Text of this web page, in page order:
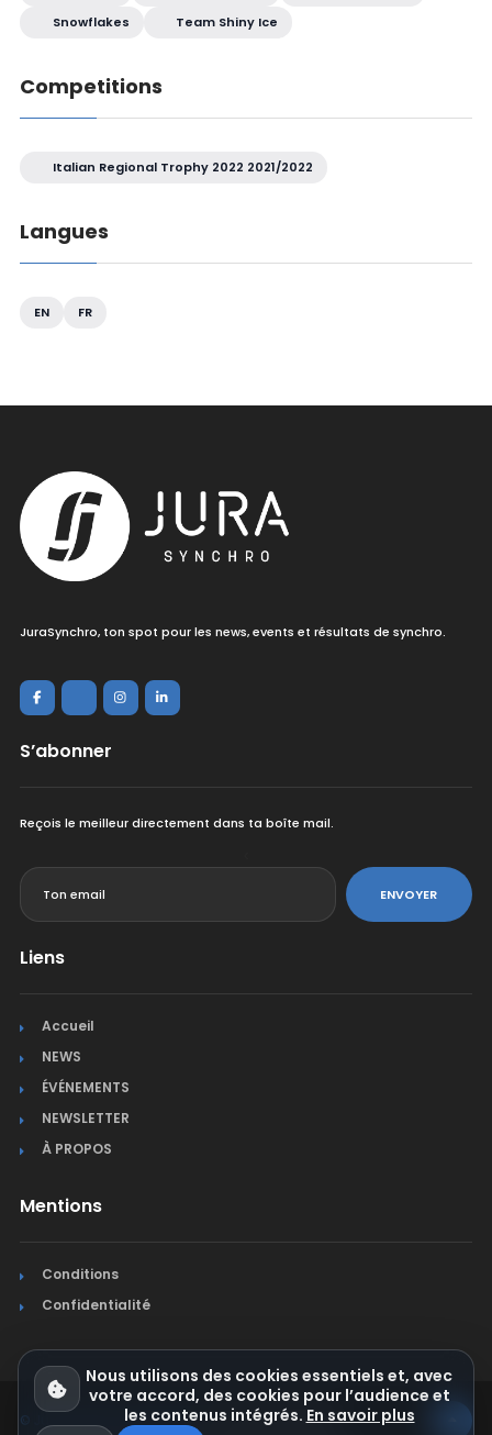
Snowflakes
Team Shiny Ice
Competitions
Italian Regional Trophy 2022 2021/2022
Langues
EN FR
JuraSynchro, ton spot pour les news, events et résultats de synchro.
S’abonner
Reçois le meilleur directement dans ta boîte mail.
ENVOYER
Liens
Accueil
NEWS
ÉVÉNEMENTS
NEWSLETTER
À PROPOS
Mentions
Conditions
Confidentialité
© Jura Synchro 2015-2026. Tous droits réservés.
Nous utilisons des cookies essentiels et, avec
votre accord, des cookies pour l’audience et
les contenus intégrés. En savoir plus